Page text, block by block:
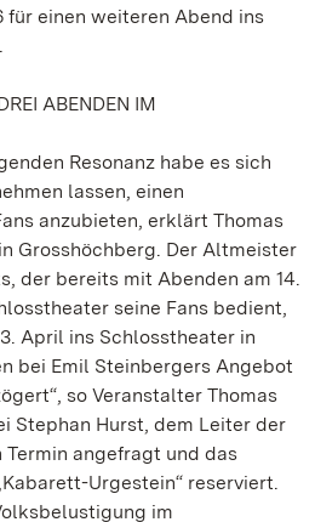
für einen weiteren Abend ins
ABENDEN IM
Resonanz habe es sich
lassen, einen
anzubieten, erklärt Thomas
Grosshöchberg. Der Altmeister
der bereits mit Abenden am 14.
seine Fans bedient,
April ins Schlosstheater in
bei Emil Steinbergers Angebot
so Veranstalter Thomas
Stephan Hurst, dem Leiter der
angefragt und das
Urgestein“ reserviert.
im